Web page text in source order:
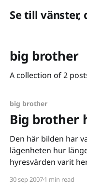
Se till vänster,
big brother
A collection of 2
big brother
Big brother
Den här bilden har
lägenheten hur
hyresvärden varit
[http://
30 sep 20071 min read